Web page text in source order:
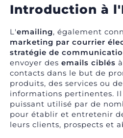
Introduction à
L'emailing, également
marketing par courrier
stratégie de
envoyer des emails ciblés
contacts dans le but de
produits, des services ou
informations pertinentes.
puissant utilisé par de
pour établir et entretenir
leurs clients, prospects et